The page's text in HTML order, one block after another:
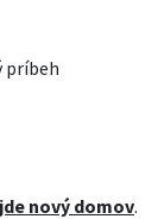
príbeh
nový domov.